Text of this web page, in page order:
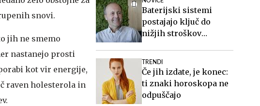
snovi.
jih ne smemo
nastanejo prosti
kot vir energije,
raven holesterola in
Baterijski sistemi
postajajo ključ do
nižjih stroškov
TRENDI
Če jih izdate, je konec:
ti znaki horoskopa ne
odpuščajo